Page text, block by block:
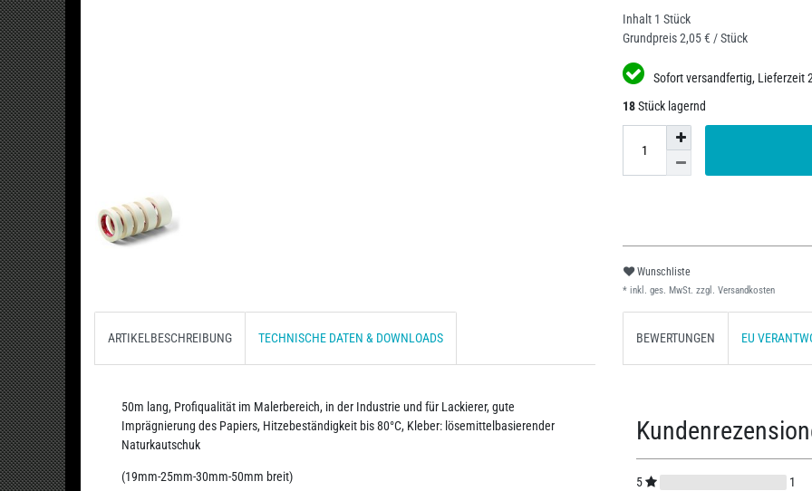
Inhalt 1 Stück
Grundpreis2,05 € / Stück
Sofort versandfertig, Lieferzeit
18Stück lagernd
Wunschliste
* inkl. ges. MwSt. zzgl. Versandkosten
ARTIKELBESCHREIBUNG TECHNISCHE DATEN & DOWNLOADS
50m lang, Profiqualität im Malerbereich, in der Industrie und für Lackierer, gute
Imprägnierung des Papiers, Hitzebeständigkeit bis 80°C, Kleber: lösemittelbasierender
Naturkautschuk
(19mm-25mm-30mm-50mm breit)
BEWERTUNGEN EU
5
1